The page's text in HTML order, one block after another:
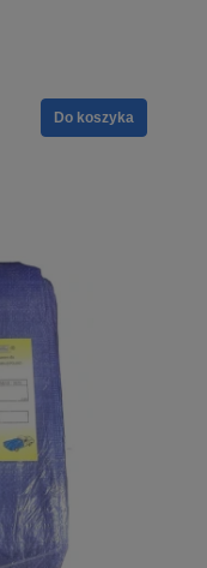
Do koszyka